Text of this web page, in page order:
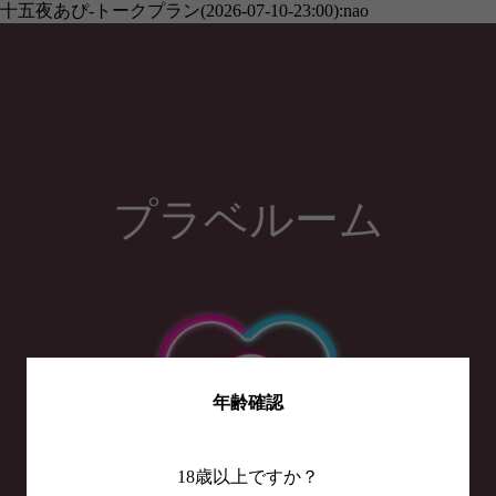
年齢確認
18歳以上ですか？
十五夜あぴ-トークプラン(2026-07-10-23:00):nao
プラベルーム